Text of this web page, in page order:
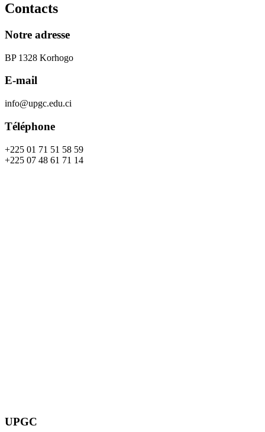
Contacts
Notre adresse
BP 1328 Korhogo
E-mail
info@upgc.edu.ci
Téléphone
+225 01 71 51 58 59
+225 07 48 61 71 14
UPGC